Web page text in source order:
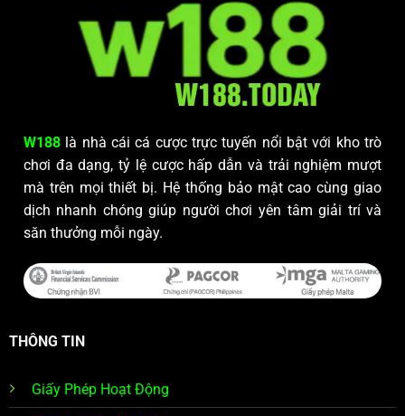
W188 là nhà cái cá cược trực tuyến nổi bật với kho trò
chơi đa dạng, tỷ lệ cược hấp dẫn và trải nghiệm mượt
mà trên mọi thiết bị. Hệ thống bảo mật cao cùng giao
dịch nhanh chóng giúp người chơi yên tâm giải trí và
săn thưởng mỗi ngày.
THÔNG TIN
Giấy Phép Hoạt Động